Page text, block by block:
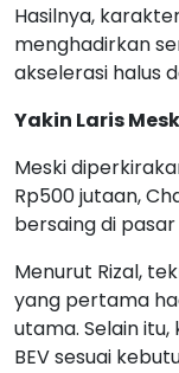
Hasilnya,
menghadirkan
akselerasi halus
Yakin Laris
Meski
Rp500 jutaan,
bersaing di pasar
Menurut Rizal,
yang pertama
utama. Selain
BEV sesuai